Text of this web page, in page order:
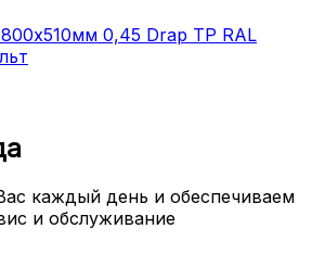
0,45 Drap ТР RAL
каждый день и обеспечиваем
и обслуживание